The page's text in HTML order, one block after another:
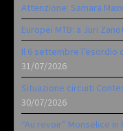
Attenzione: Samara
Europei MTB: a Juri
Il 6 settembre l’esordio
31/07/2026
Situazione circuiti
30/07/2026
“Au revoir” Monselice